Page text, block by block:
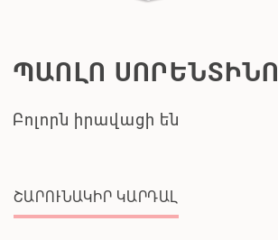
ՊԱՈԼՈ ՍՈՐԵՆՏԻՆՈ
Բոլորն իրավացի են
ՇԱՐՈՒՆԱԿԻՐ ԿԱՐԴԱԼ